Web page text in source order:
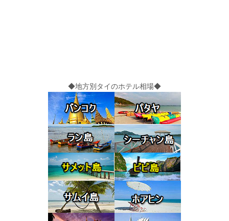
◆地方別タイのホテル相場◆